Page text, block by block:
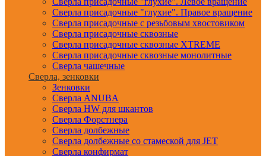
Сверла присадочные "глухие". Правое вращение
Сверла присадочные с резьбовым хвостовиком
Сверла присадочные сквозные
Сверла присадочные сквозные XTREME
Сверла присадочные сквозные монолитные
Сверла чашечные
Сверла, зенковки
Зенковки
Сверла ANUBA
Сверла HW для шкантов
Сверла Форстнера
Сверла долбежные
Сверла долбежные со стамеской для JET
Сверла конфирмат